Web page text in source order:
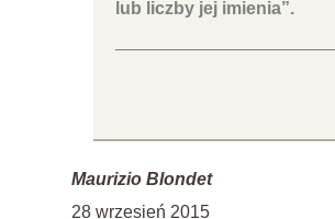
lub liczby jej imienia”.
Maurizio Blondet
28 wrzesień 2015